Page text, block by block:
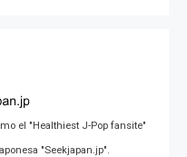
el "Healthiest J-Pop fansite"
"Seekjapan.jp".